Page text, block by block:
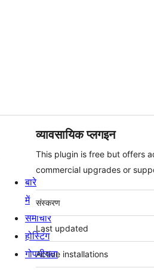
व्यावसायिक प्लगइन
This plugin is free but offers
commercial upgrades or
मेटा
संस्करण
Last updated
Active installations
बारे
में
समाचार
होस्टिंग
गोपनीयता